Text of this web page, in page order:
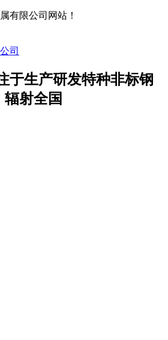
有限公司网站！
于生产研发特种非标钢
射全国